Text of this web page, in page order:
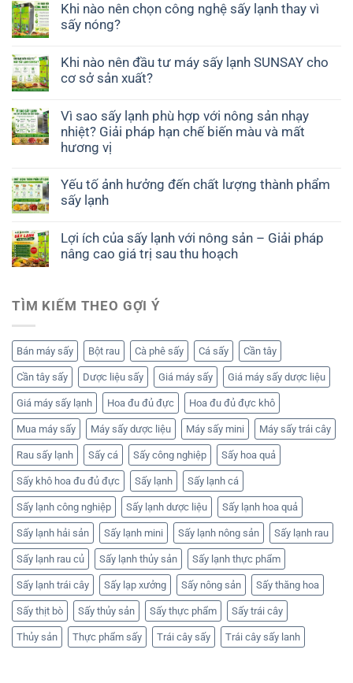
Khi nào nên chọn công nghệ sấy lạnh thay vì
sấy nóng?
Khi nào nên đầu tư máy sấy lạnh SUNSAY cho
cơ sở sản xuất?
Vì sao sấy lạnh phù hợp với nông sản nhạy
nhiệt? Giải pháp hạn chế biến màu và mất
hương vị
Yếu tố ảnh hưởng đến chất lượng thành phẩm
sấy lạnh
Lợi ích của sấy lạnh với nông sản – Giải pháp
nâng cao giá trị sau thu hoạch
TÌM KIẾM THEO GỢI Ý
Bán máy sấy Bột rau Cà phê sấy Cá sấy Cần tây
Cần tây sấy Dược liệu sấy Giá máy sấy Giá máy sấy dược liệu
Giá máy sấy lạnh Hoa đu đủ đực Hoa đu đủ đực khô
Mua máy sấy Máy sấy dược liệu Máy sấy mini Máy sấy trái cây
Rau sấy lạnh Sấy cá Sấy công nghiệp Sấy hoa quả
Sấy khô hoa đu đủ đực Sấy lạnh Sấy lạnh cá
Sấy lạnh công nghiệp Sấy lạnh dược liệu Sấy lạnh hoa quả
Sấy lạnh hải sản Sấy lạnh mini Sấy lạnh nông sản Sấy lạnh rau
Sấy lạnh rau củ Sấy lạnh thủy sản Sấy lạnh thực phẩm
Sấy lạnh trái cây Sấy lạp xưởng Sấy nông sản Sấy thăng hoa
Sấy thịt bò Sấy thủy sản Sấy thực phẩm Sấy trái cây
Thủy sản Thực phẩm sấy Trái cây sấy Trái cây sấy lanh